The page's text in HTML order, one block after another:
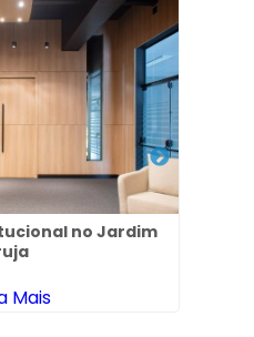
no Jardim
Mais